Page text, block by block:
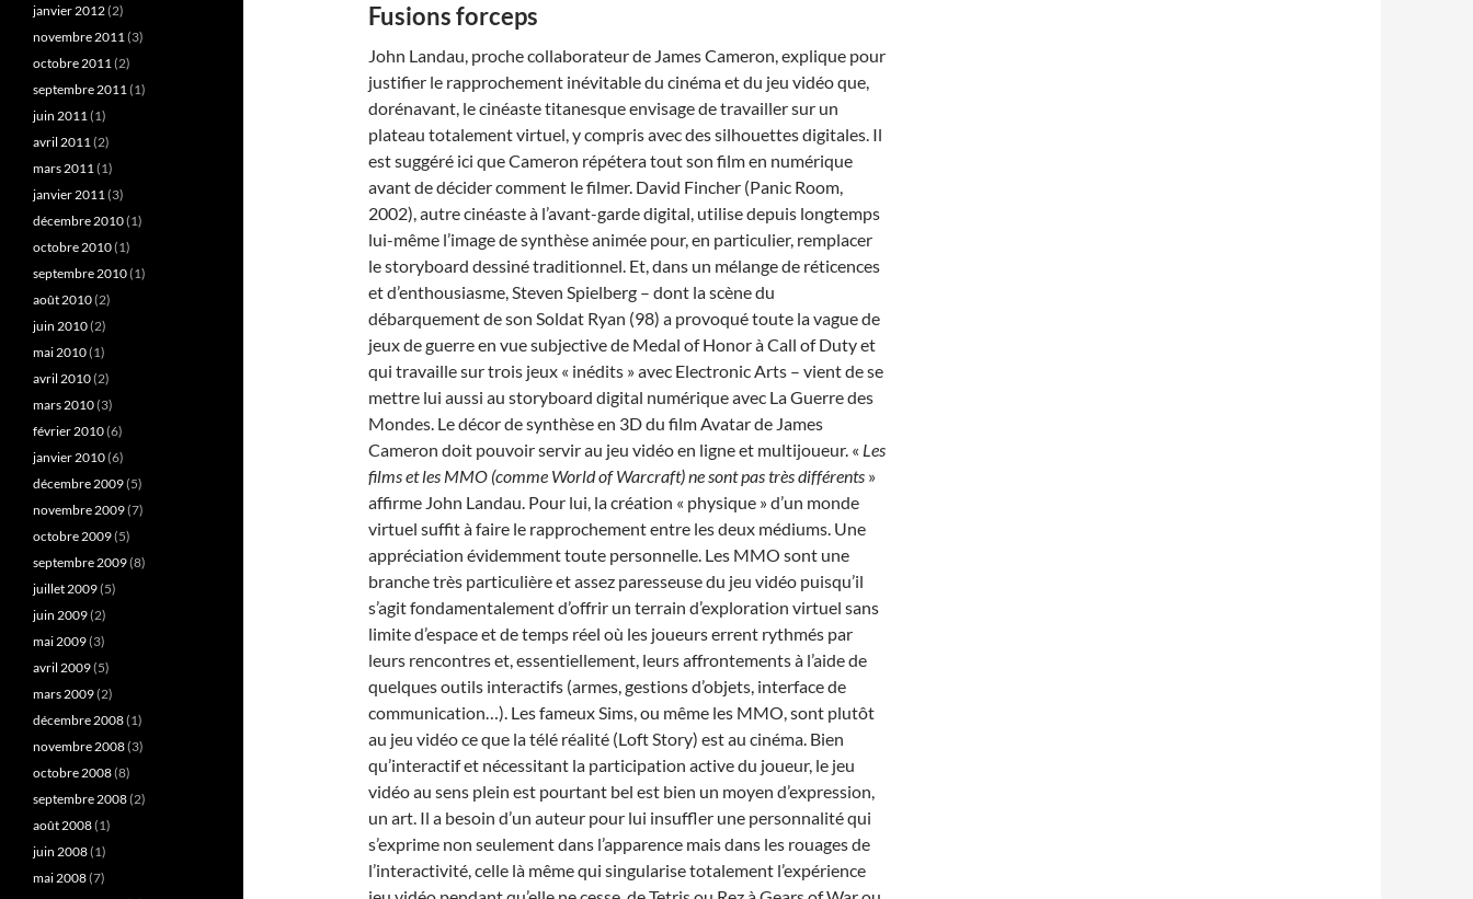
Fusions forceps
John Landau, proche collaborateur de James Cameron, explique pour
justifier le rapprochement inévitable du cinéma et du jeu vidéo que,
dorénavant, le cinéaste titanesque envisage de travailler sur un
plateau totalement virtuel, y compris avec des silhouettes digitales. Il
est suggéré ici que Cameron répétera tout son film en numérique
avant de décider comment le filmer. David Fincher (Panic Room,
2002), autre cinéaste à l’avant-garde digital, utilise depuis longtemps
lui-même l’image de synthèse animée pour, en particulier, remplacer
le storyboard dessiné traditionnel. Et, dans un mélange de réticences
et d’enthousiasme, Steven Spielberg – dont la scène du
débarquement de son Soldat Ryan (98) a provoqué toute la vague de
jeux de guerre en vue subjective de Medal of Honor à Call of Duty et
qui travaille sur trois jeux « inédits » avec Electronic Arts – vient de se
mettre lui aussi au storyboard digital numérique avec La Guerre des
Mondes. Le décor de synthèse en 3D du film Avatar de James
Cameron doit pouvoir servir au jeu vidéo en ligne et multijoueur. « Les
films et les MMO (comme World of Warcraft) ne sont pas très différents »
affirme John Landau. Pour lui, la création « physique » d’un monde
virtuel suffit à faire le rapprochement entre les deux médiums. Une
appréciation évidemment toute personnelle. Les MMO sont une
branche très particulière et assez paresseuse du jeu vidéo puisqu’il
s’agit fondamentalement d’offrir un terrain d’exploration virtuel sans
limite d’espace et de temps réel où les joueurs errent rythmés par
leurs rencontres et, essentiellement, leurs affrontements à l’aide de
quelques outils interactifs (armes, gestions d’objets, interface de
communication…). Les fameux Sims, ou même les MMO, sont plutôt
au jeu vidéo ce que la télé réalité (Loft Story) est au cinéma. Bien
qu’interactif et nécessitant la participation active du joueur, le jeu
vidéo au sens plein est pourtant bel est bien un moyen d’expression,
un art. Il a besoin d’un auteur pour lui insuffler une personnalité qui
s’exprime non seulement dans l’apparence mais dans les rouages de
l’interactivité, celle là même qui singularise totalement l’expérience
janvier 2012(2)
novembre 2011(3)
octobre 2011(2)
septembre 2011(1)
juin 2011(1)
avril 2011(2)
mars 2011(1)
janvier 2011(3)
décembre 2010(1)
octobre 2010(1)
septembre 2010(1)
août 2010(2)
juin 2010(2)
mai 2010(1)
avril 2010(2)
mars 2010(3)
février 2010(6)
janvier 2010(6)
décembre 2009(5)
novembre 2009(7)
octobre 2009(5)
septembre 2009(8)
juillet 2009(5)
juin 2009(2)
mai 2009(3)
avril 2009(5)
mars 2009(2)
décembre 2008(1)
novembre 2008(3)
octobre 2008(8)
septembre 2008(2)
août 2008(1)
juin 2008(1)
mai 2008(7)